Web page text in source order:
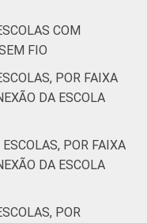
COM
FIO
POR FAIXA
DA ESCOLA
POR FAIXA
DA ESCOLA
POR